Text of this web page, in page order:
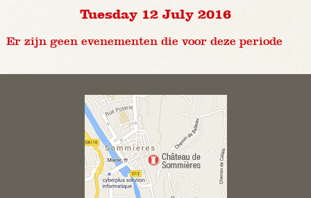
Tuesday 12 July 2016
Er zijn geen evenementen die voor deze periode